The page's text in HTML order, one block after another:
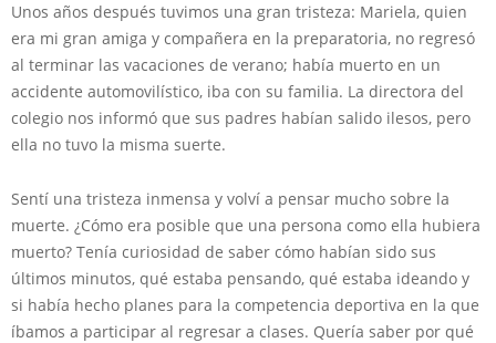
Unos años después tuvimos una gran tristeza: Mariela, quien
era mi gran amiga y compañera en la preparatoria, no regresó
al terminar las vacaciones de verano; había muerto en un
accidente automovilístico, iba con su familia. La directora del
colegio nos informó que sus padres habían salido ilesos, pero
ella no tuvo la misma suerte.
Sentí una tristeza inmensa y volví a pensar mucho sobre la
muerte. ¿Cómo era posible que una persona como ella hubiera
muerto? Tenía curiosidad de saber cómo habían sido sus
últimos minutos, qué estaba pensando, qué estaba ideando y
si había hecho planes para la competencia deportiva en la que
íbamos a participar al regresar a clases. Quería saber por qué